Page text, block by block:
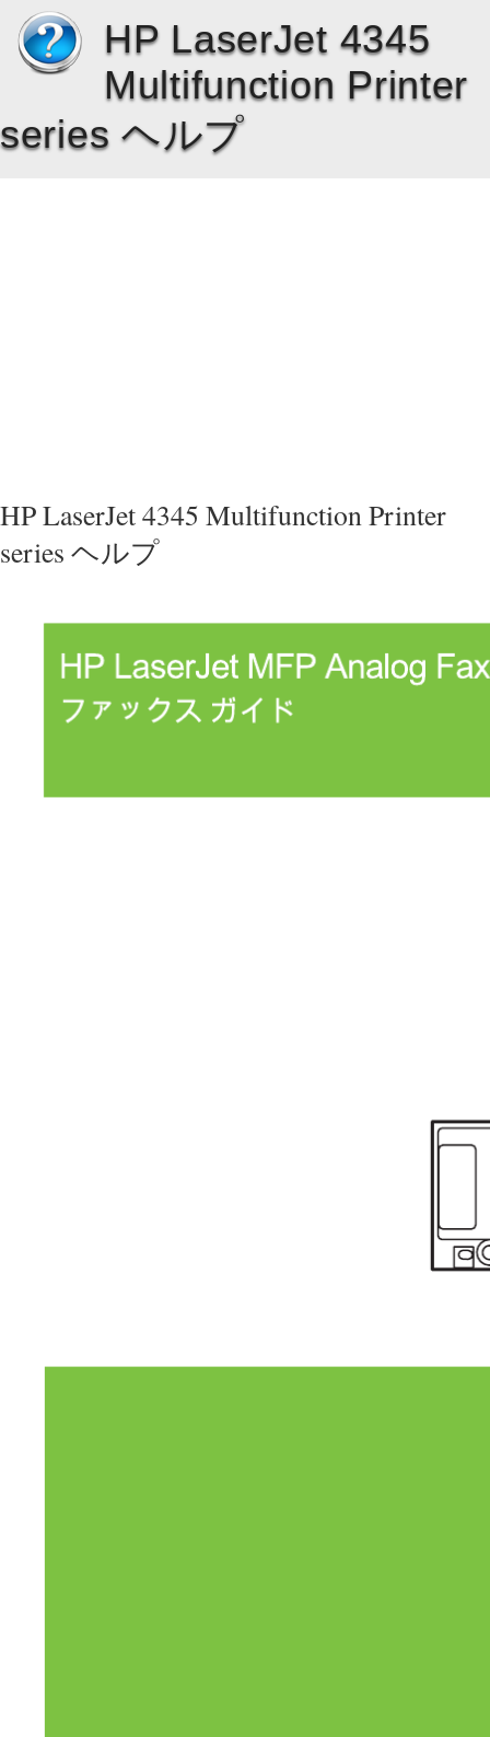
HP LaserJet 4345
Multifunction Printer
series ヘルプ
HP LaserJet 4345 Multifunction Printer
series ヘルプ